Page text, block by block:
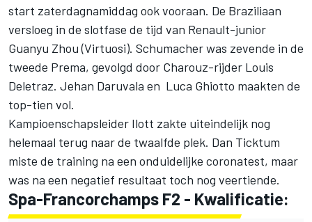
start zaterdagnamiddag ook vooraan. De Braziliaan
versloeg in de slotfase de tijd van Renault-junior
Guanyu Zhou (Virtuosi). Schumacher was zevende in de
tweede Prema, gevolgd door Charouz-rijder Louis
Deletraz. Jehan Daruvala en Luca Ghiotto maakten de
top-tien vol.
Kampioenschapsleider Ilott zakte uiteindelijk nog
helemaal terug naar de twaalfde plek. Dan Ticktum
miste de training na een onduidelijke coronatest, maar
was na een negatief resultaat toch nog veertiende.
Spa-Francorchamps F2 - Kwalificatie: